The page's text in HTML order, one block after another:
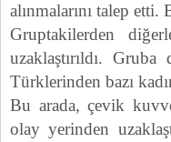
alınmalarını talep etti.
Gruptakilerden
uzaklaştırıldı.
Türklerinden bazı
Bu arada, çevik
olay yerinden